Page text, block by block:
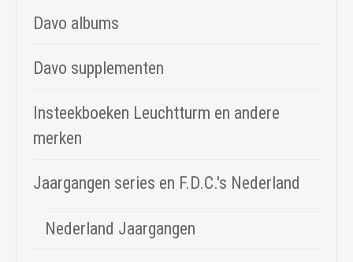
Davo albums
Davo supplementen
Insteekboeken Leuchtturm en andere
merken
Jaargangen series en F.D.C.'s Nederland
Nederland Jaargangen